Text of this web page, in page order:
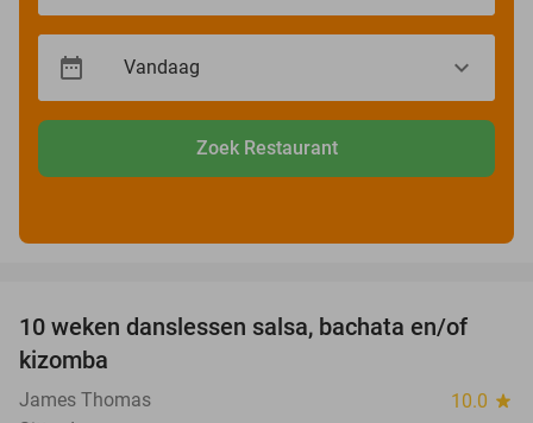
Zoek Restaurant
56%
10 weken danslessen salsa, bachata en/of
kizomba
James Thomas 10.0 star